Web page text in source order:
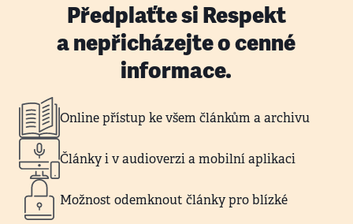
Předplaťte si Respekt
a nepřicházejte o cenné
informace.
Online přístup ke všem článkům a archivu
Články i v audioverzi a mobilní aplikaci
Možnost odemknout články pro blízké